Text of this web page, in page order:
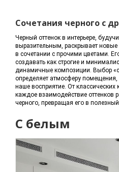
Сочетания черного с
Черный оттенок в интерьере,
выразительным, раскрывает
в сочетании с прочими цветами.
создавать как строгие и
динамичные композиции. Выбор
определяет атмосферу помещения,
наше восприятие. От
каждое взаимодействие оттенков
черного, превращая его в
С белым